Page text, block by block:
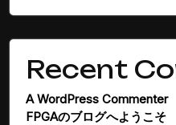
Recent
A WordPress Commenter
FPGAのブログへようこそ